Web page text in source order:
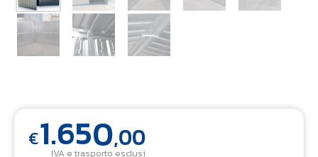
€1.650,00
IVA e trasporto esclusi